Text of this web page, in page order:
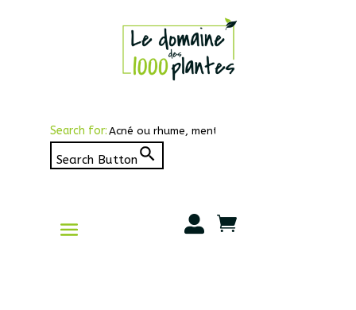
Search for:
Search Button
 